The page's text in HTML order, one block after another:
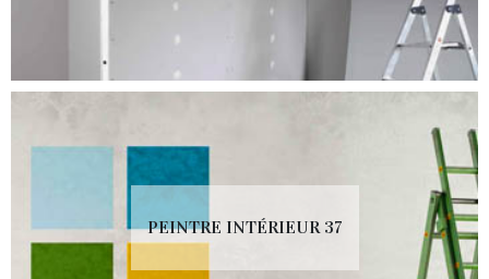
PEINTRE INTÉRIEUR 37